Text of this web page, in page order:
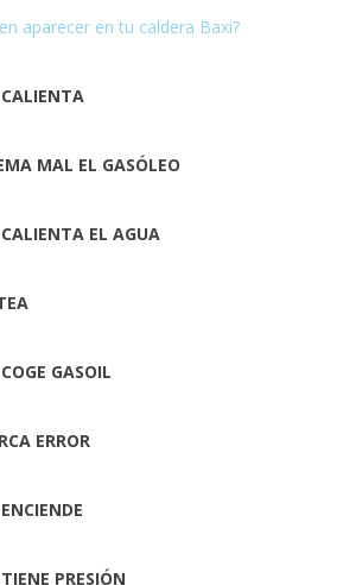
aparecer en tu caldera Baxi?
MAL EL GASÓLEO
EL AGUA
GASOIL
ERROR
PRESIÓN